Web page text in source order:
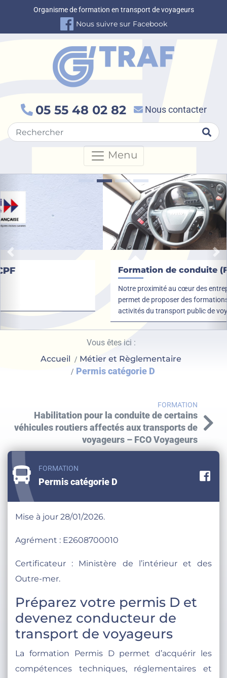
Organisme de formation en transport de voyageurs
Nous suivre sur Facebook
05 55 48 02 82 Nous contacter
Menu
Formation de conduite (FCO)
Notre proximité au cœur des entreprises adhérentes nous
permet de proposer des formations sur mesure adaptées aux
activités du transport public de voyageurs.
Précédent
Vous êtes ici :
Accueil
Métier et Règlementaire
Permis catégorie D
FORMATION
Habilitation pour la conduite de certains
véhicules routiers affectés aux transports de
voyageurs – FCO Voyageurs
FORMATION
Permis catégorie D
Mise à jour 28/01/2026.
Agrément : E2608700010
Certificateur : Ministère de l’intérieur et des
Outre-mer.
Préparez votre permis D et
devenez conducteur de
transport de voyageurs
La formation Permis D permet d’acquérir les
compétences techniques, réglementaires et